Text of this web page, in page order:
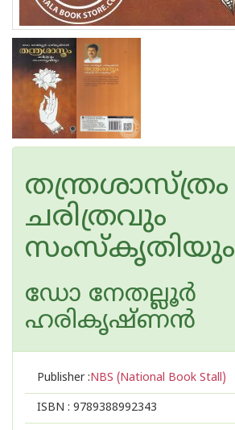
തന്ത്രശാസ്ത്രം
ചരിത്രവും
സംസ്കൃതിയും
ഡോ നേതല്ലൂര്‍
ഹരികൃഷ്ണന്‍
Publisher :NBS (National Book Stall)
ISBN : 9789388992343